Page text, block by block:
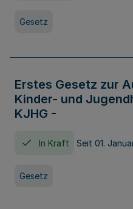
Gesetz
Erstes Gesetz zur
Kinder- und
KJHG -
In Kraft Seit 01.
Gesetz